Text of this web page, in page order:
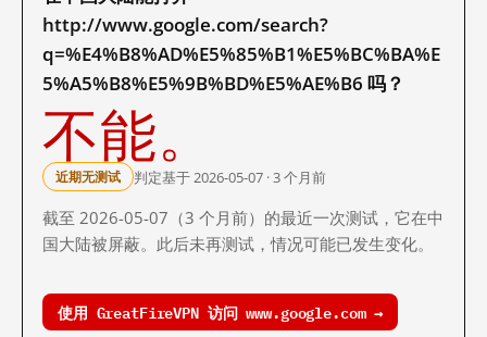
http://www.google.com/search?
q=%E4%B8%AD%E5%85%B1%E5%BC%BA%E
5%A5%B8%E5%9B%BD%E5%AE%B6 吗？
不能。
近期无测试 判定基于 2026-05-07 · 3 个月前
截至 2026-05-07（3 个月前）的最近一次测试，它在中
国大陆被屏蔽。此后未再测试，情况可能已发生变化。
使用 GreatFireVPN 访问 www.google.com →